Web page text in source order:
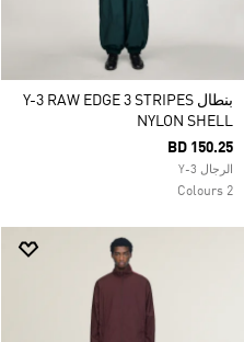
بنطال Y-3 RAW EDGE 3 STRIPES
NYLON SHELL
BD 150.25
الرجال Y-3
2 Colours